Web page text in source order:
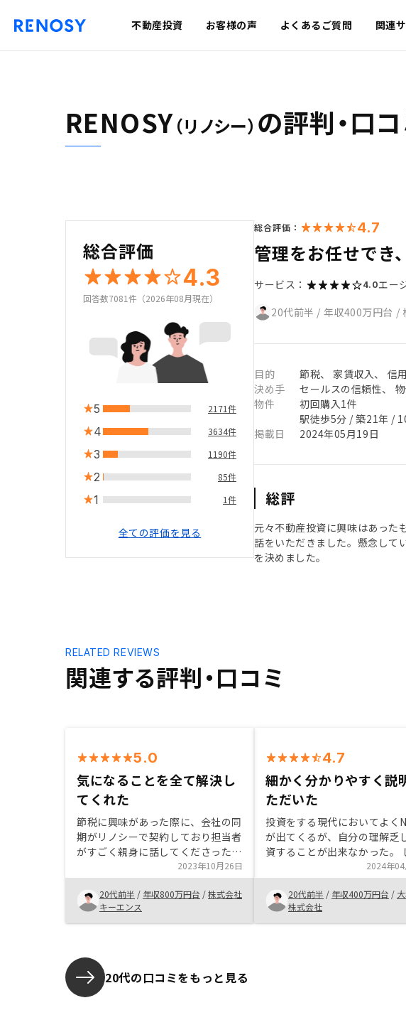
不動産投資 お客様の声 よくあるご質問 関連
RENOSY（リノシー） の評判・口
総合評価
4.3
回答数7081件（2026年08月現在）
5 2171件
4 3634件
3 1190件
2 85件
1 1件
全ての評価を見る
総合評価： 4.7
管理をお任せでき
サービス： 4.0エー
20代前半 / 年収400万円台 /
目的
節税、 家賃収入、 信
決め手
セールスの信頼性、
物件
初回購入1件
駅徒歩5分 / 築21年 /
掲載日
2024年05月19日
総評
元々不動産投資に興味はあった
話をいただきました。懸念して
を決めました。
関連する評判・口コミ
RELATED REVIEWS
5.0
気になることを全て解決し
てくれた
節税に興味があった際に、会社の同
期がリノシーで契約しており担当者
がすごく親身に話してくださったた
め購入まで至りました。現時点で悩
んでるいるかたやすこしでも興味の
ある方はは一度話を聞いてみても良
いかと思います。私も購入を決めて
いたわけではないですが、実際に話
た
2023年10月26日
20代前半 / 年収800万円台 /株式会社
キーエンス
4.7
細かく分かりやすく説
ただいた
投資をする現代においてよく
が出てくるが、自分の理解乏
資することが出来なかった。
し、本案件の内容を分かりや
かく説明いただいたことによ
定して資産運用が出来そうで
ことが理解出来たため運用に
むことが出来た。
2024年
20代前半 / 年収400万円台 /
株式会社
20代の口コミをもっと見る